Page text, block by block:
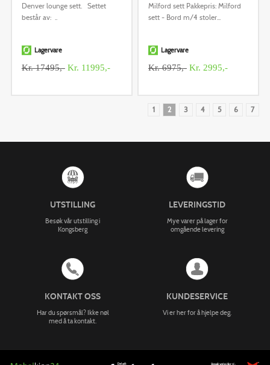
Denver lounge sett. Settet
består av: ..
Lagervare
Kr. 17495,-Kr. 11995,-
Milford sett Pakkepris: Milford
sett - Bord m/4 stoler...
Lagervare
Kr. 6975,-Kr. 2995,-
1 2 3 4 5 6 7
UTSTILLING
Besøk vår utstilling i
Kongsberg
LEVERINGSTID
Mye varer på lager for
omgående levering
KONTAKT OSS
Har du spørsmål? Ikke nøl
med å ta kontakt.
KUNDESERVICE
Vi er her for å hjelpe deg.